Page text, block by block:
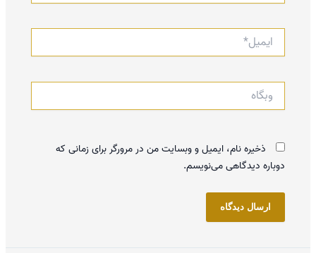
ایمیل*
وبگاه
ذخیره نام، ایمیل و وبسایت من در مرورگر برای زمانی که
دوباره دیدگاهی می‌نویسم.